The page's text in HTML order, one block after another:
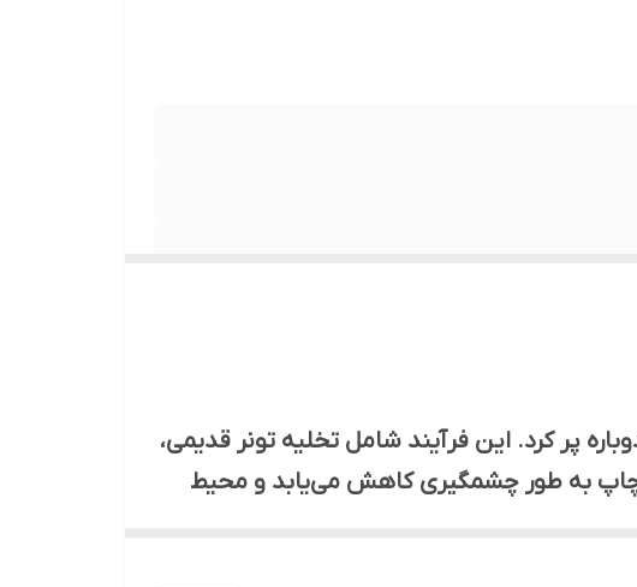
پر کرد. این فرآیند شامل تخلیه تونر قدیمی،
چاپ به طور چشمگیری کاهش می‌یابد و محیط